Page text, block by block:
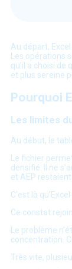
Au départ,
Les opérations
qu’il a choisi de
et plus sereine
Pourquoi
Les limites
Au début, le
Le fichier
densifié. Il ne
et AEP restaient
C’est là
Ce constat
Le problème
concentration.
Très vite,